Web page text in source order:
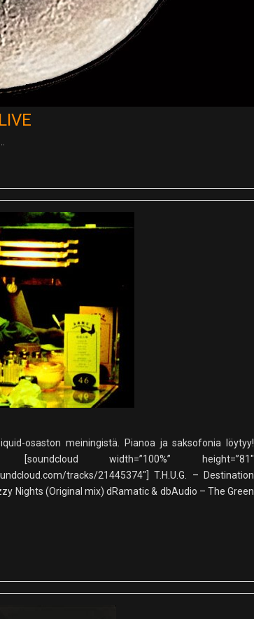
osaston meiningistä. Pianoa ja saksofonia löytyy!
width=”100%” height=”81″
tracks/21445374″] T.H.U.G. – Destination
Nights (Original mix) dRamatic & dbAudio – The Green